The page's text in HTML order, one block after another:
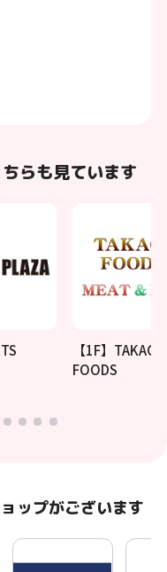
らも見ています
【1F】TAKAGI
FOODS
ップがございます